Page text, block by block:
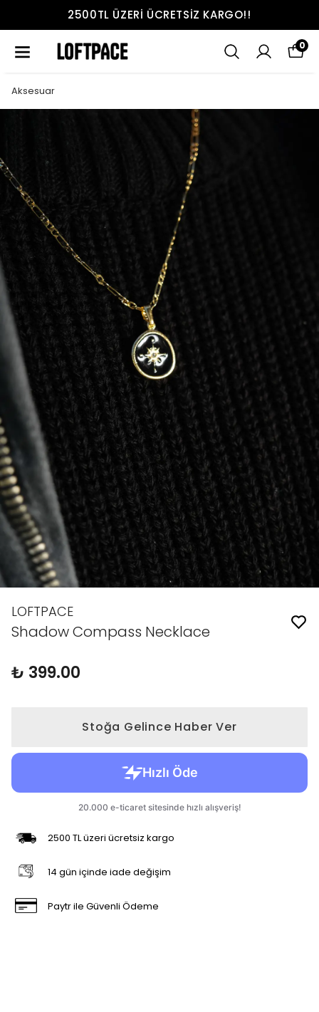
2500TL ÜZERI ÜCRETSIZ KARGO!!
0
Aksesuar
LOFTPACE
Shadow Compass Necklace
₺ 399.00
Stoğa Gelince Haber Ver
2500 TL üzeri ücretsiz kargo
14 gün içinde iade değişim
Paytr ile Güvenli Ödeme